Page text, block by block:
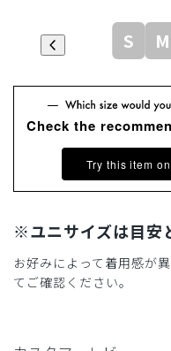
S M
Check the
Try this item on
※ユニサイズは目安
お好みによって着用感が異
てご確認ください。